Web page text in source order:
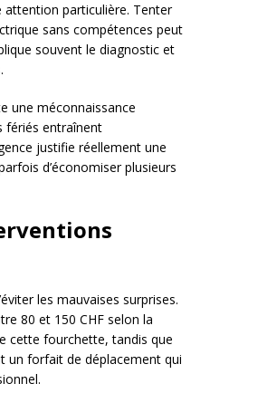
attention particulière. Tenter
sans compétences peut
souvent le diagnostic et
une méconnaissance
fériés entraînent
justifie réellement une
d’économiser plusieurs
les mauvaises surprises.
80 et 150 CHF selon la
cette fourchette, tandis que
un forfait de déplacement qui